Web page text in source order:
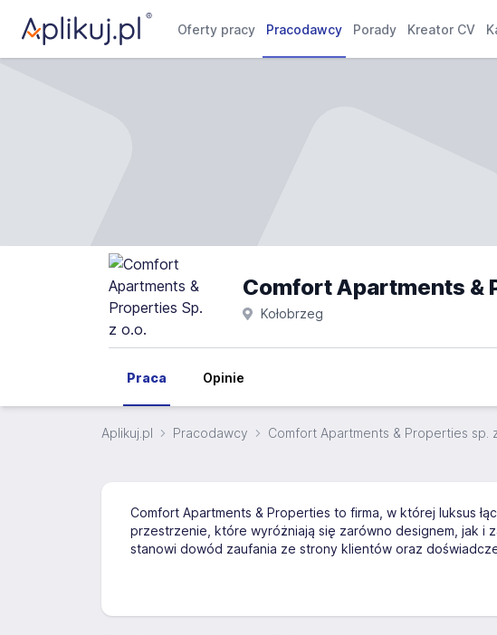
Oferty pracy Pracodawcy Porady Kreator CV
Comfort Apartments &
Kołobrzeg
Praca Opinie
Aplikuj.pl Pracodawcy Comfort Apartments & Properties sp.
Comfort Apartments & Properties to firma, w której luksus
przestrzenie, które wyróżniają się zarówno designem, jak i
stanowi dowód zaufania ze strony klientów oraz